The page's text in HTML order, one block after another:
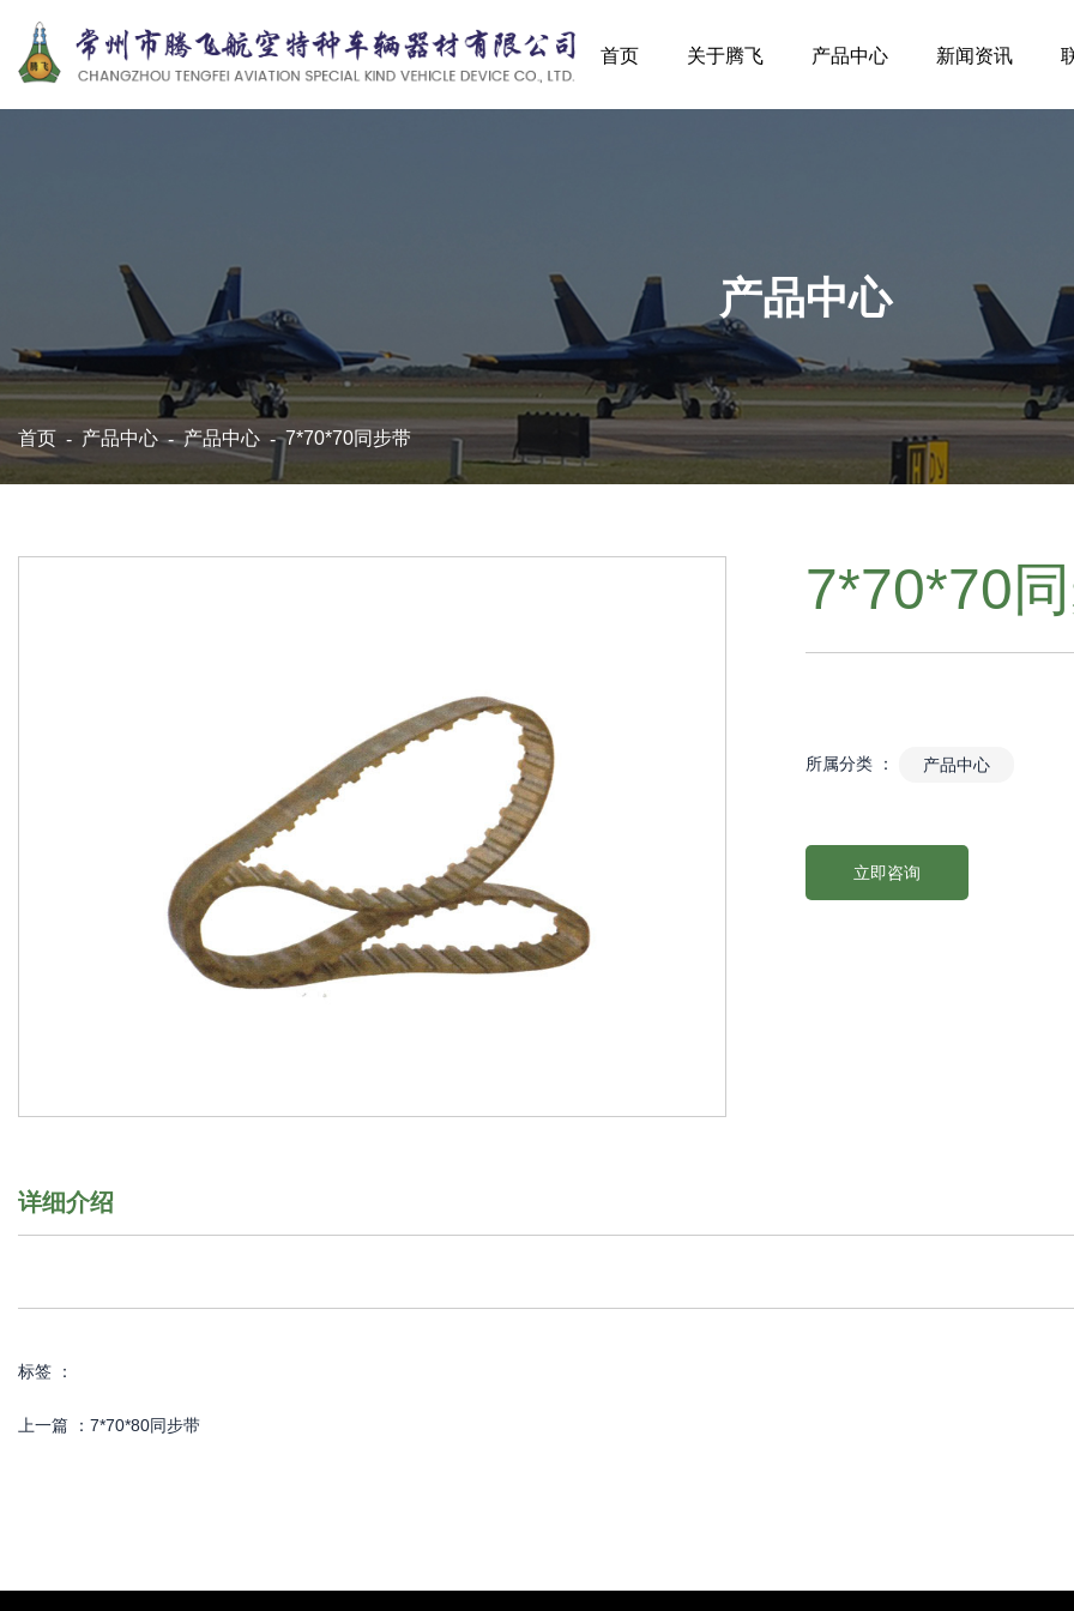
首页 关于腾飞 产品中心 新闻资讯
产品中心
首页 - 产品中心 - 产品中心 - 7*70*70同步带
7*70*70
所属分类 ： 产品中心
立即咨询
详细介绍
标签 ：
上一篇 ： 7*70*80同步带